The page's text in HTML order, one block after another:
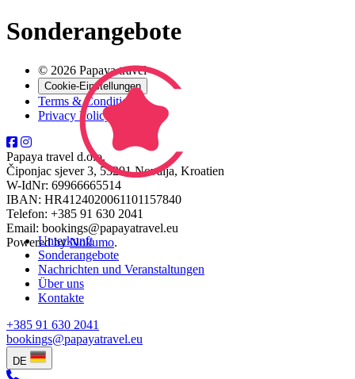
Unterkunft
Sonderangebote
Nachrichten und Veranstaltungen
Über uns
Kontakte
+385 91 630 2041
bookings@papayatravel.eu
DE
Sonderangebote
© 2026 Papaya travel
Cookie-Einstellungen
Terms & Conditions
Privacy Policy
Papaya travel d.o.o.
Čiponjac sjever 3, 53291 Novalja, Kroatien
W-IdNr: 69966665514
IBAN: HR4124020061101157840
Telefon: +385 91 630 2041
Email: bookings@papayatravel.eu
Powered byNokumo.